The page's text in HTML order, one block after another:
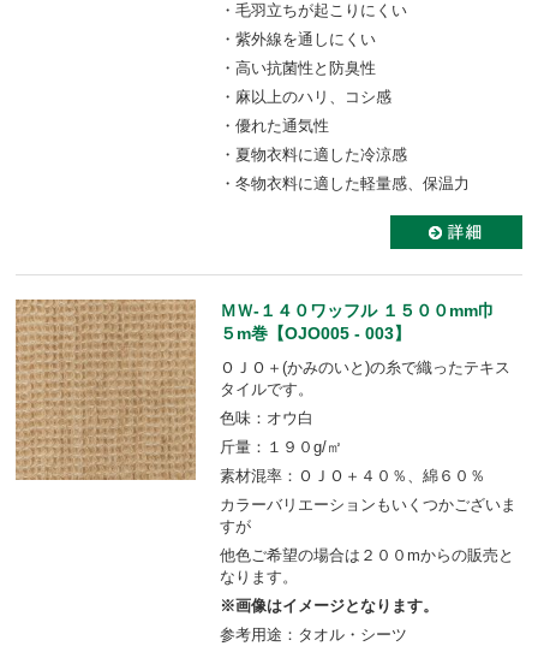
・毛羽立ちが起こりにくい
・紫外線を通しにくい
・高い抗菌性と防臭性
・麻以上のハリ、コシ感
・優れた通気性
・夏物衣料に適した冷涼感
・冬物衣料に適した軽量感、保温力
ＭＷ-１４０ワッフル １５００mm巾
５m巻【OJO005 - 003】
ＯＪＯ＋(かみのいと)の糸で織ったテキス
タイルです。
色味：オウ白
斤量：１９０g/㎡
素材混率：ＯＪＯ＋４０％、綿６０％
カラーバリエーションもいくつかございま
すが
他色ご希望の場合は２００mからの販売と
なります。
※画像はイメージとなります。
参考用途：タオル・シーツ